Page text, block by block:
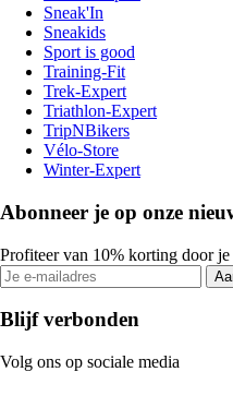
Sneak'In
Sneakids
Sport is good
Training-Fit
Trek-Expert
Triathlon-Expert
TripNBikers
Vélo-Store
Winter-Expert
Abonneer je op onze
Profiteer van 10% korting door
Blijf verbonden
Volg ons op sociale media